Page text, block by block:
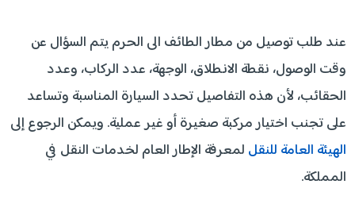
عند طلب توصيل من مطار الطائف الى الحرم يتم السؤال عن
وقت الوصول، نقطة الانطلاق، الوجهة، عدد الركاب، وعدد
الحقائب، لأن هذه التفاصيل تحدد السيارة المناسبة وتساعد
على تجنب اختيار مركبة صغيرة أو غير عملية. ويمكن الرجوع إلى
الهيئة العامة للنقل لمعرفة الإطار العام لخدمات النقل في
المملكة.